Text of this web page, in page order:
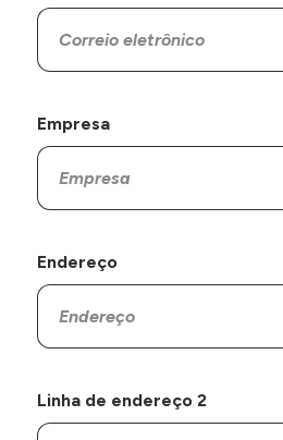
Empresa
Endereço
Linha de endereço 2